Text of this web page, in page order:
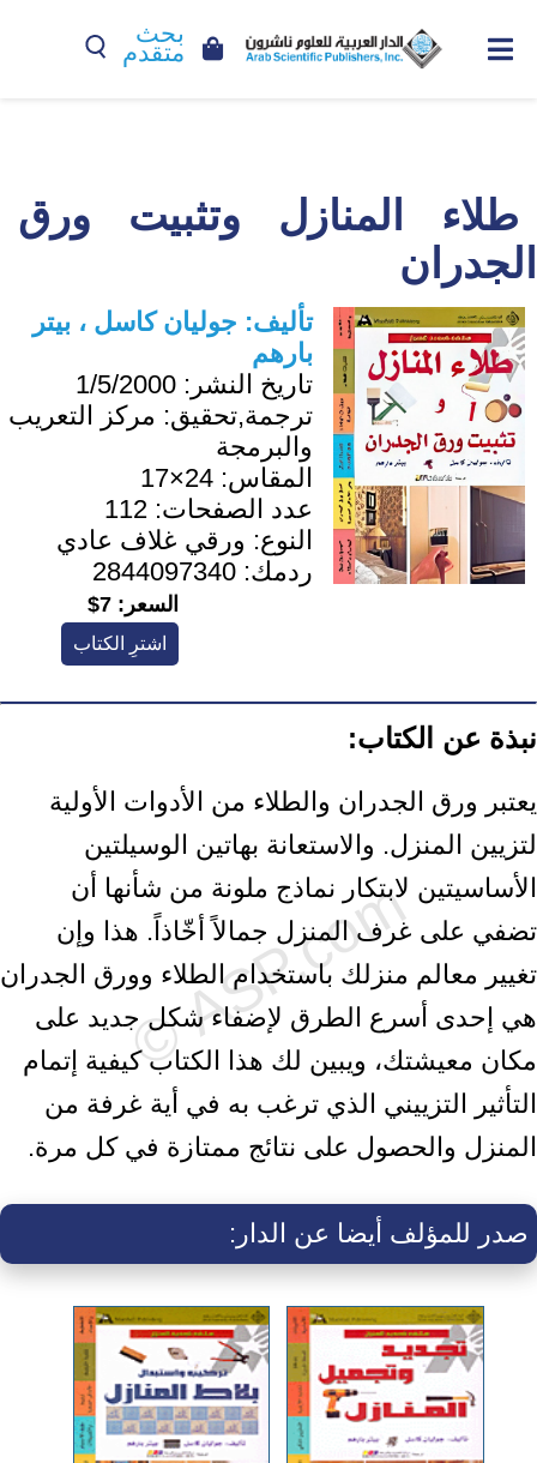
بحث
متقدم
طلاء المنازل وتثبيت ورق
الجدران
تأليف: جوليان كاسل ، بيتر
بارهم
تاريخ النشر: 1/5/2000
ترجمة,تحقيق: مركز التعريب
والبرمجة
المقاس: 24×17
عدد الصفحات: 112
النوع: ورقي غلاف عادي
ردمك: 2844097340
السعر: 7$
اشترِ الكتاب
نبذة عن الكتاب:
يعتبر ورق الجدران والطلاء من الأدوات الأولية
لتزيين المنزل. والاستعانة بهاتين الوسيلتين
الأساسيتين لابتكار نماذج ملونة من شأنها أن
تضفي على غرف المنزل جمالاً أخّاذاً. هذا وإن
تغيير معالم منزلك باستخدام الطلاء وورق الجدران
هي إحدى أسرع الطرق لإضفاء شكل جديد على
مكان معيشتك، ويبين لك هذا الكتاب كيفية إتمام
التأثير التزييني الذي ترغب به في أية غرفة من
المنزل والحصول على نتائج ممتازة في كل مرة.
صدر للمؤلف أيضا عن الدار: